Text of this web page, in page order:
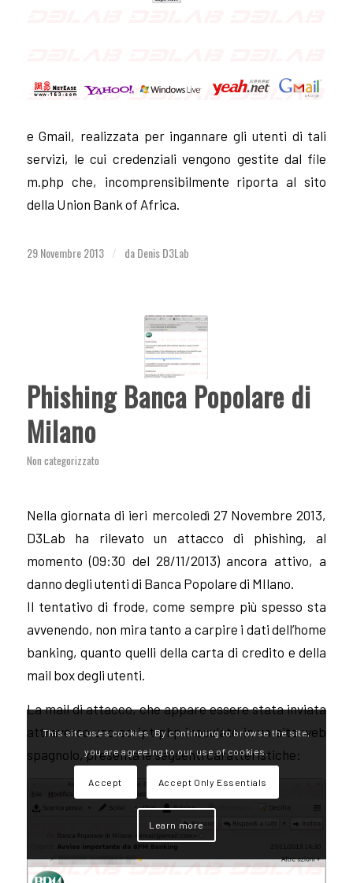
e Gmail, realizzata per ingannare gli utenti di tali
servizi, le cui credenziali vengono gestite dal file
m.php che, incomprensibilmente riporta al sito
della Union Bank of Africa.
29 Novembre 2013 / daDenis D3Lab
Phishing Banca Popolare di
Milano
Non categorizzato
Nella giornata di ieri mercoledì 27 Novembre 2013,
D3Lab ha rilevato un attacco di phishing, al
momento (09:30 del 28/11/2013) ancora attivo, a
danno degli utenti di Banca Popolare di MIlano.
Il tentativo di frode, come sempre più spesso sta
avvenendo, non mira tanto a carpire i dati dell’home
banking, quanto quelli della carta di credito e della
mail box degli utenti.
La mail di attacco, che appare essere stata inviata
attraverso uno script php inoculato in un sito web
spagnolo, presenta le seguenti caratteristiche:
This site uses cookies. By continuing to browse the site,
you are agreeing to our use of cookies.
Accept Accept Only Essentials
Learn more